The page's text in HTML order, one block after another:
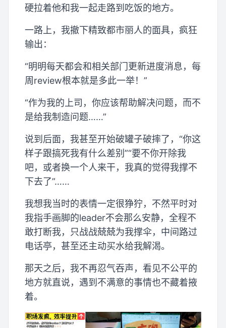
硬拉着他和我一起走路到吃饭的地方。
一路上，我撤下精致都市丽人的面具，疯狂
输出：
“明明每天都会和相关部门更新进度消息，每
周review根本就是多此一举！”
“作为我的上司，你应该帮助解决问题，而不
是给我制造问题……”
说到后面，我甚至开始破罐子破摔了，“你这
样子跟搞死我有什么差别”“要不你开除我
吧，或者换一个人来干，我真的觉得我撑不
下去了”……
我想我当时的表情一定很狰狞，不然平时对
我指手画脚的leader不会那么安静，全程不
敢打断我，只战战兢兢为我撑伞，中间路过
电话亭，甚至还主动买水给我解渴。
那天之后，我不再忍气吞声，看见不公平的
地方就直说，遇到不满意的事情也不藏着掖
着。